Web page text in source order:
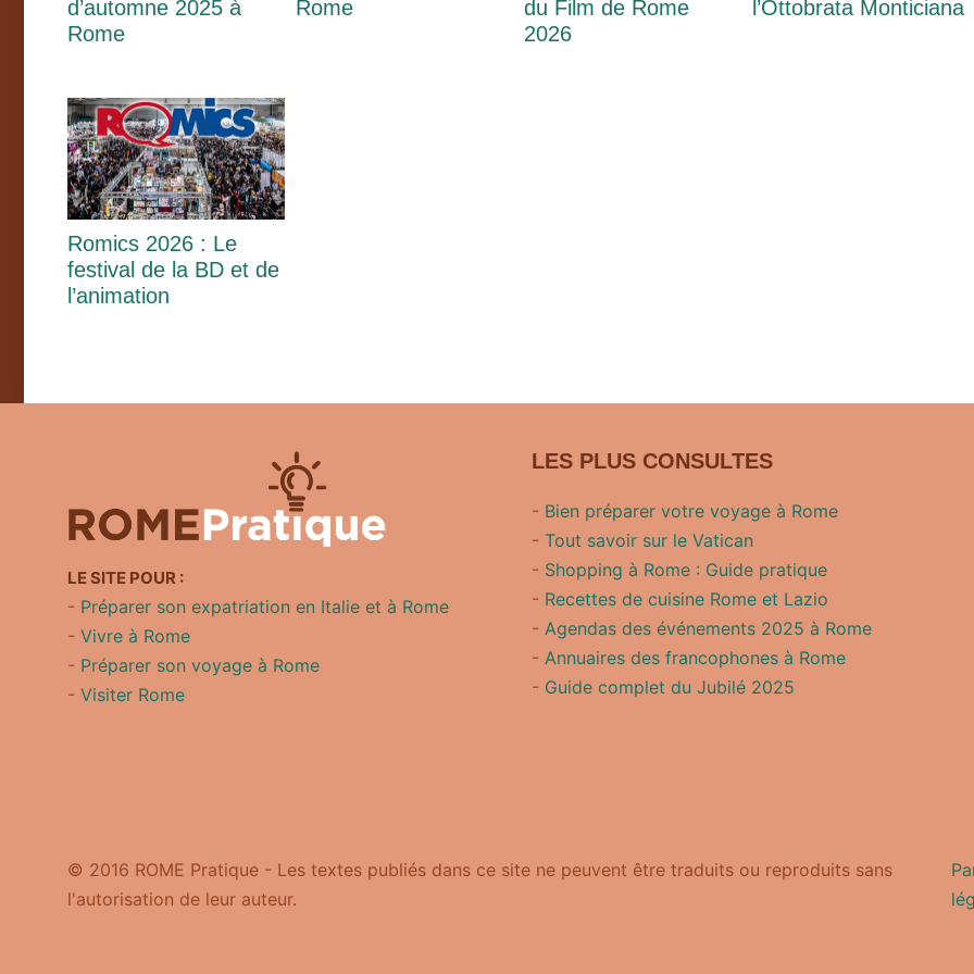
d’automne 2025 à
Rome
Rome
du Film de Rome
2026
l’Ottobrata Monticiana
Romics 2026 : Le
festival de la BD et de
l’animation
LE SITE POUR :
- Préparer son expatriation en Italie et à Rome
- Vivre à Rome
- Préparer son voyage à Rome
- Visiter Rome
LES PLUS CONSULTES
- Bien préparer votre voyage à Rome
- Tout savoir sur le Vatican
- Shopping à Rome : Guide pratique
- Recettes de cuisine Rome et Lazio
- Agendas des événements 2025 à Rome
- Annuaires des francophones à Rome
- Guide complet du Jubilé 2025
© 2016 ROME Pratique - Les textes publiés dans ce site ne peuvent être traduits ou reproduits sans
l'autorisation de leur auteur.